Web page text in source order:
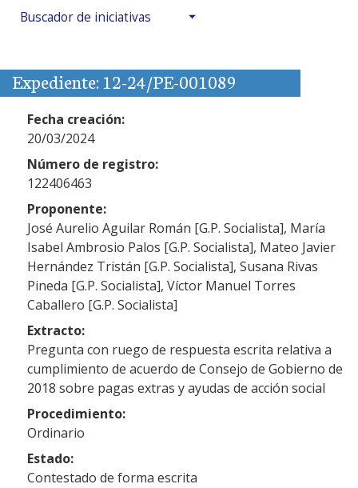
Buscador de iniciativas
Expediente: 12-24/PE-001089
Fecha creación:
20/03/2024
Número de registro:
122406463
Proponente:
José Aurelio Aguilar Román [G.P. Socialista], María
Isabel Ambrosio Palos [G.P. Socialista], Mateo Javier
Hernández Tristán [G.P. Socialista], Susana Rivas
Pineda [G.P. Socialista], Víctor Manuel Torres
Caballero [G.P. Socialista]
Extracto:
Pregunta con ruego de respuesta escrita relativa a
cumplimiento de acuerdo de Consejo de Gobierno de
2018 sobre pagas extras y ayudas de acción social
Procedimiento:
Ordinario
Estado:
Contestado de forma escrita